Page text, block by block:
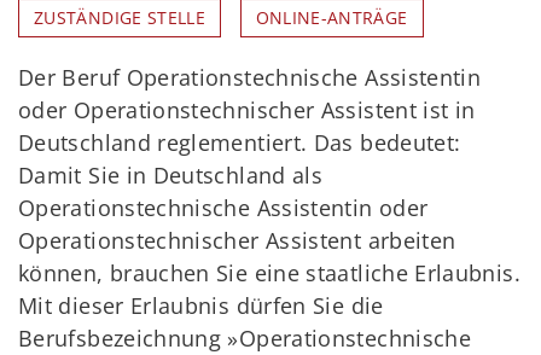
ZUSTÄNDIGE STELLE ONLINE-ANTRÄGE
Der Beruf Operationstechnische Assistentin
oder Operationstechnischer Assistent ist in
Deutschland reglementiert. Das bedeutet:
Damit Sie in Deutschland als
Operationstechnische Assistentin oder
Operationstechnischer Assistent arbeiten
können, brauchen Sie eine staatliche Erlaubnis.
Mit dieser Erlaubnis dürfen Sie die
Berufsbezeichnung »Operationstechnische